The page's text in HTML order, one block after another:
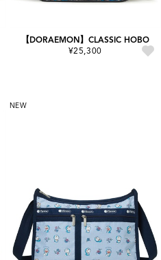
【DORAEMON】CLASSIC HOBO
¥25,300
NEW